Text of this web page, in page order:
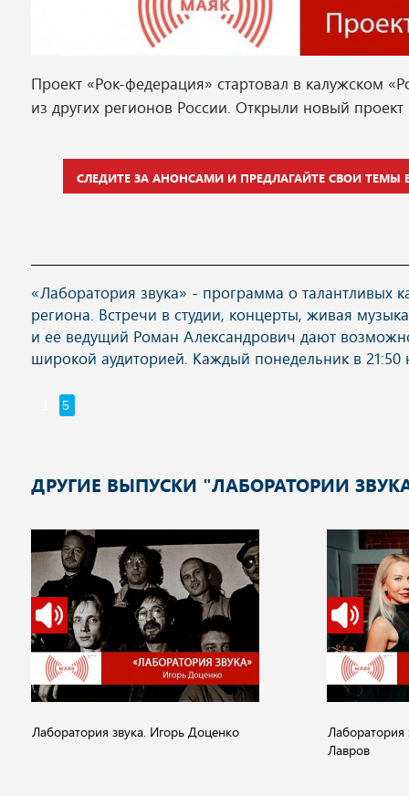
Проект «Рок-федерация» стартовал в калужском
из других регионов России. Открыли новый
СЛЕДИТЕ ЗА АНОНСАМИ И ПРЕДЛАГАЙТЕ СВОИ ТЕМЫ
«Лаборатория звука» - программа о талантливых
региона. Встречи в студии, концерты, живая
и ее ведущий Роман Александрович дают
широкой аудиторией. Каждый понедельник в 21:50
5
ДРУГИЕ ВЫПУСКИ "ЛАБОРАТОРИИ
Лаборатория звука. Игорь Доценко
Лаборатория
Лавров